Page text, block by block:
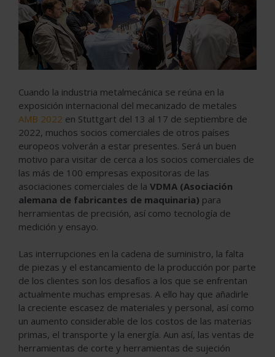
Cuando la industria metalmecánica se reúna en la
exposición internacional del mecanizado de metales
AMB 2022 en Stuttgart del 13 al 17 de septiembre de
2022, muchos socios comerciales de otros países
europeos volverán a estar presentes. Será un buen
motivo para visitar de cerca a los socios comerciales de
las más de 100 empresas expositoras de las
asociaciones comerciales de la VDMA (Asociación
alemana de fabricantes de maquinaria) para
herramientas de precisión, así como tecnología de
medición y ensayo.
Las interrupciones en la cadena de suministro, la falta
de piezas y el estancamiento de la producción por parte
de los clientes son los desafíos a los que se enfrentan
actualmente muchas empresas. A ello hay que añadirle
la creciente escasez de materiales y personal, así como
un aumento considerable de los costos de las materias
primas, el transporte y la energía. Aun así, las ventas de
herramientas de corte y herramientas de sujeción